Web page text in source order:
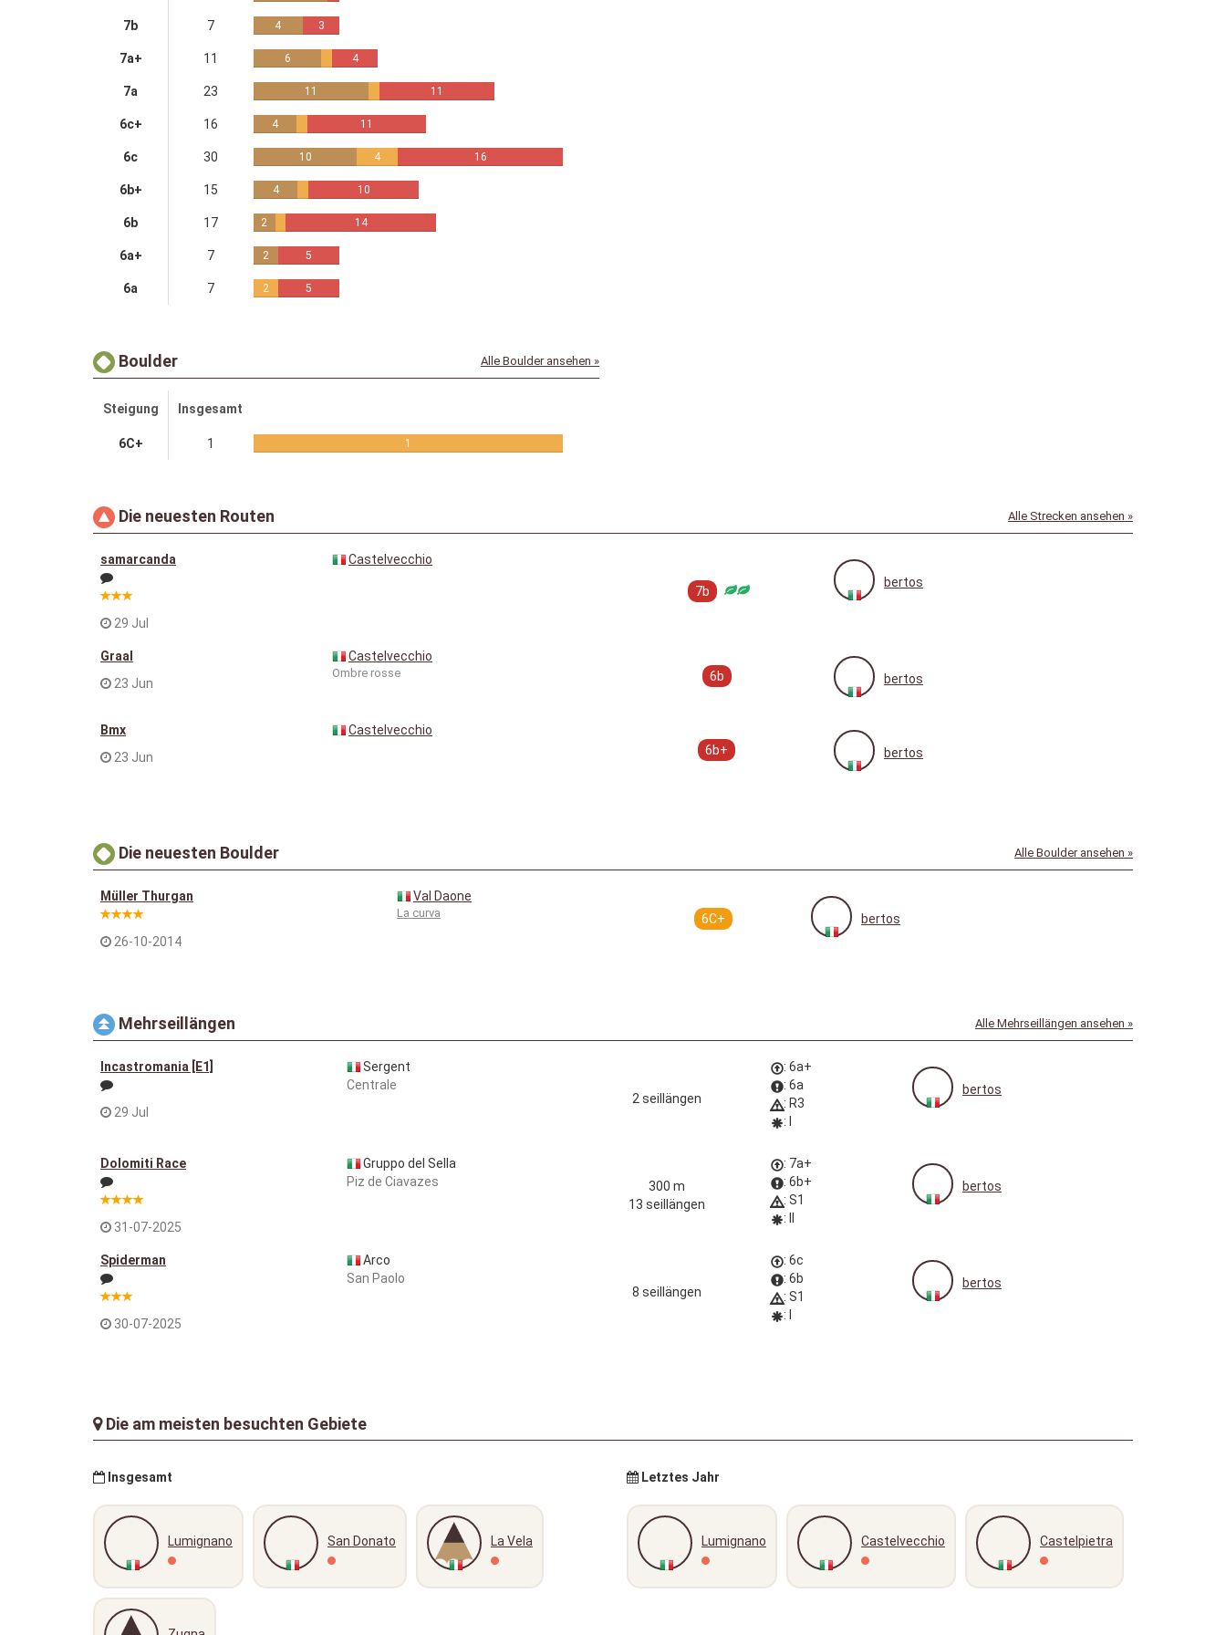
7b 7 4 3
7a+ 11 6 4
7a 23 11 11
6c+ 16 4 11
6c 30 10 4 16
6b+ 15 4 10
6b 17 2 14
6a+ 7 2 5
6a 7 2 5
Boulder Alle Boulder ansehen »
Steigung Insgesamt
6C+ 1 1
Die neuesten Routen Alle Strecken ansehen »
samarcanda
29 Jul
Castelvecchio
7b
bertos
Graal
23 Jun
Castelvecchio
Ombre rosse 6b bertos
Bmx
23 Jun
Castelvecchio
6b+
bertos
Die neuesten Boulder Alle Boulder ansehen »
Müller Thurgan
26-10-2014
Val Daone
La curva 6C+ bertos
Mehrseillängen Alle Mehrseillängen ansehen »
Incastromania [E1]
29 Jul
Sergent
Centrale
2 seillängen
: 6a+
: 6a
: R3
: I
bertos
Dolomiti Race
31-07-2025
Gruppo del Sella
Piz de Ciavazes
300 m
13 seillängen
: 7a+
: 6b+
: S1
: II
bertos
Spiderman
30-07-2025
Arco
San Paolo
8 seillängen
: 6c
: 6b
: S1
: I
bertos
Die am meisten besuchten Gebiete
Insgesamt
Lumignano San Donato La Vela
Letztes Jahr
Lumignano Castelvecchio Castelpietra